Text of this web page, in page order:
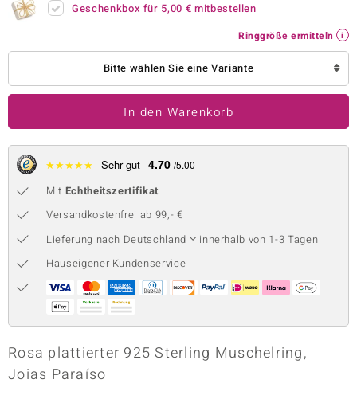
Collection
BY DE MELO
Collection
Classics
Geschenkbox für 5,00 € mitbestellen
Ringgröße ermitteln
Bitte wählen Sie eine Variante
In den Warenkorb
★★★★★ Sehr gut 4.70 /5.00
Mit Echtheitszertifikat
Versandkostenfrei ab 99,- €
Lieferung nach Deutschland
innerhalb von 1-3 Tagen
Hauseigener Kundenservice
Rosa plattierter 925 Sterling Muschelring,
Joias Paraíso